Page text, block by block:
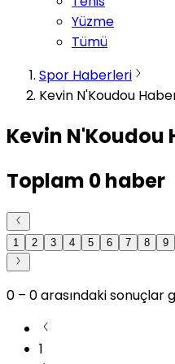
Yüzme
Tümü
Spor Haberleri
Kevin N'Koudou
Kevin N'Koudou
Toplam 0haber
1 2 3 4 5 6 7 8 9
0 – 0arasındaki sonuçlar
1